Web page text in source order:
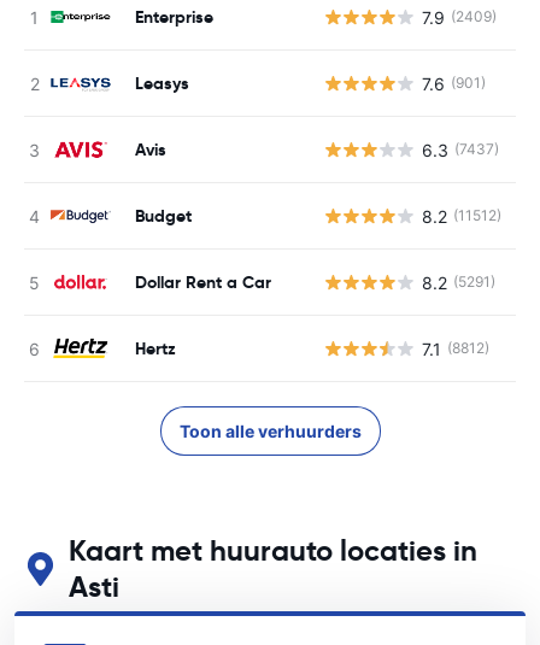
Enterprise 7.9 (2409)
Leasys 7.6 (901)
Avis 6.3 (7437)
Budget 8.2 (11512)
Dollar Rent a Car 8.2 (5291)
Hertz 7.1 (8812)
Toon alle verhuurders
Kaart met huurauto locaties in
Asti
Zie onze belangrijkste autoverhuur locaties in Asti